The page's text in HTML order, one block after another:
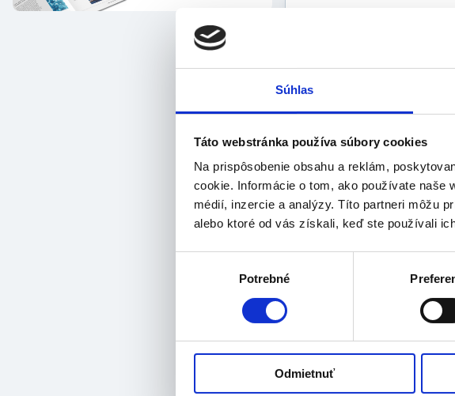
Súhlas
Táto webstránka používa súbory cookies
Na prispôsobenie obsahu a reklám,
cookie. Informácie o tom, ako používate naše
médií, inzercie a analýzy. Títo partneri môžu
alebo ktoré od vás získali, keď ste používali
Potrebné
Odmietnuť
s 3 ochrannými
pre slabšie až
výrobca: Procter &
Balenie:
10 ks
Mohlo by vás